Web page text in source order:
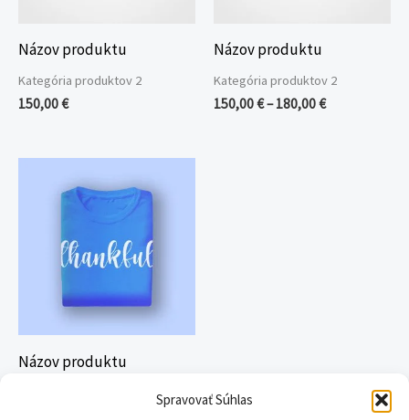
Spravovať Súhlas
Názov produktu
Kategória produktov 2
150,00€
Názov produktu
Kategória produktov 2
150,00€– 180,00€
Názov produktu
range:
25,00 €
through
28,00 €